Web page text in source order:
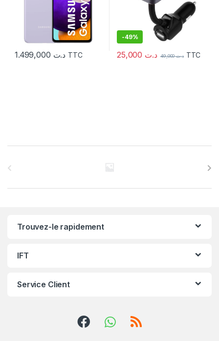
د.ت TTC
-49%
د.ت د.ت49,000 TTC
Trouvez-le rapidement
IFT
Service Client